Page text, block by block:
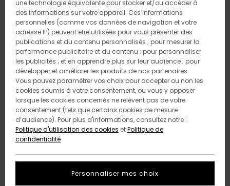
une technologie équivalente pour stocker et/ou accéder à
des informations sur votre appareil. Ces informations
personnelles (comme vos données de navigation et votre
adresse IP) peuvent être utilisées pour vous présenter des
publications et du contenu personnalisés ; pour mesurer la
performance publicitaire et du contenu ; pour personnaliser
les publicités ; et en apprendre plus sur leur audience ; pour
développer et améliorer les produits de nos partenaires.
Vous pouvez paramétrer vos choix pour accepter ou non les
cookies soumis à votre consentement, ou vous y opposer
lorsque les cookies concernés ne relèvent pas de votre
consentement (tels que certains cookies de mesure
d’audience). Pour plus d'informations, consultez notre :
Politique d'utilisation des cookies etPolitique de
confidentialité
Personnaliser mes choix